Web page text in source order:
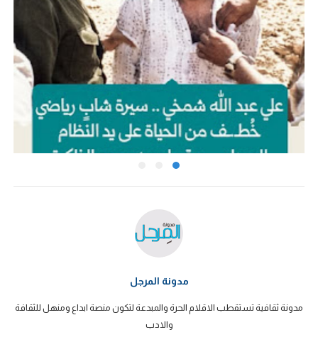
مدونة المرجل
مدونة ثقافية تستقطب الاقلام الحرة والمبدعة لتكون منصة ابداع ومنهل للثقافة
والادب